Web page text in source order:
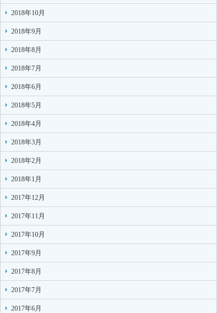
2018年10月
2018年9月
2018年8月
2018年7月
2018年6月
2018年5月
2018年4月
2018年3月
2018年2月
2018年1月
2017年12月
2017年11月
2017年10月
2017年9月
2017年8月
2017年7月
2017年6月